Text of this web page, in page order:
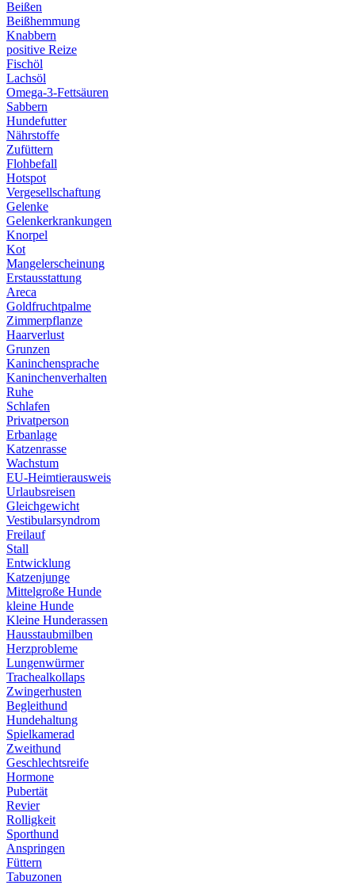
Beißen
Beißhemmung
Knabbern
positive Reize
Fischöl
Lachsöl
Omega-3-Fettsäuren
Sabbern
Hundefutter
Nährstoffe
Zufüttern
Flohbefall
Hotspot
Vergesellschaftung
Gelenke
Gelenkerkrankungen
Knorpel
Kot
Mangelerscheinung
Erstausstattung
Areca
Goldfruchtpalme
Zimmerpflanze
Haarverlust
Grunzen
Kaninchensprache
Kaninchenverhalten
Ruhe
Schlafen
Privatperson
Erbanlage
Katzenrasse
Wachstum
EU-Heimtierausweis
Urlaubsreisen
Gleichgewicht
Vestibularsyndrom
Freilauf
Stall
Entwicklung
Katzenjunge
Mittelgroße Hunde
kleine Hunde
Kleine Hunderassen
Hausstaubmilben
Herzprobleme
Lungenwürmer
Trachealkollaps
Zwingerhusten
Begleithund
Hundehaltung
Spielkamerad
Zweithund
Geschlechtsreife
Hormone
Pubertät
Revier
Rolligkeit
Sporthund
Anspringen
Füttern
Tabuzonen